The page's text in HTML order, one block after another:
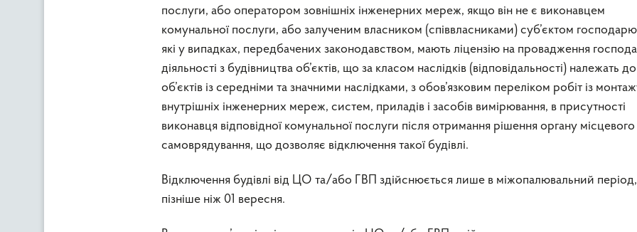
послуги, або оператором зовнішніх інженерних мереж, якщо він не є виконавцем
комунальної послуги, або залученим власником (співвласниками) суб’єктом
які у випадках, передбачених законодавством, мають ліцензію на провадження
діяльності з будівництва об’єктів, що за класом наслідків (відповідальності) належать до
об’єктів із середніми та значними наслідками, з обов’язковим переліком робіт із
внутрішніх інженерних мереж, систем, приладів і засобів вимірювання, в присутності
виконавця відповідної комунальної послуги після отримання рішення органу місцевого
самоврядування, що дозволяє відключення такої будівлі.
Відключення будівлі від ЦО та/або ГВП здійснюється лише в міжопалювальний
пізніше ніж 01 вересня.